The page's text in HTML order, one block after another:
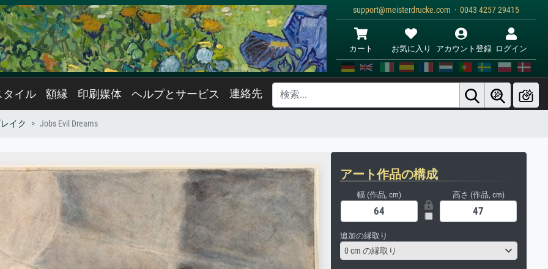
support@meisterdrucke.com · 0043 4257 29415
カート お気に入り アカウント登録 ログイン
タイル 額縁 印刷媒体 ヘルプとサービス 連絡先
イク Jobs Evil Dreams
アート作品の構成
幅 (作品, cm) 高さ (作品, cm)
追加の縁取り
0 cm の縁取り